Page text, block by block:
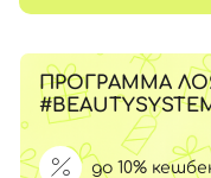
ПРОГРАММА
до 10%